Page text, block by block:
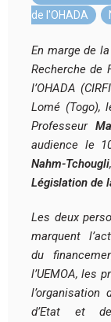
de l'OHADA
En marge de
Recherche de
I’OHADA
Lomé (Togo),
Professeur
audience le
Nahm-Tchougli
Législation de
Les deux
marquent
du
l’UEMOA, les
l’organisation
d’Etat et